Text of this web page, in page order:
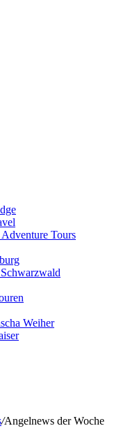
Tours
Weiher
/Angelnews der Woche